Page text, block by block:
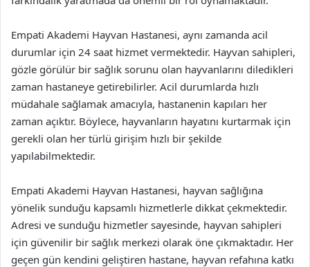
Empati Akademi Hayvan Hastanesi, aynı zamanda acil
durumlar için 24 saat hizmet vermektedir. Hayvan sahipleri,
gözle görülür bir sağlık sorunu olan hayvanlarını diledikleri
zaman hastaneye getirebilirler. Acil durumlarda hızlı
müdahale sağlamak amacıyla, hastanenin kapıları her
zaman açıktır. Böylece, hayvanların hayatını kurtarmak için
gerekli olan her türlü girişim hızlı bir şekilde
yapılabilmektedir.
Empati Akademi Hayvan Hastanesi, hayvan sağlığına
yönelik sunduğu kapsamlı hizmetlerle dikkat çekmektedir.
Adresi ve sunduğu hizmetler sayesinde, hayvan sahipleri
için güvenilir bir sağlık merkezi olarak öne çıkmaktadır. Her
geçen gün kendini geliştiren hastane, hayvan refahına katkı